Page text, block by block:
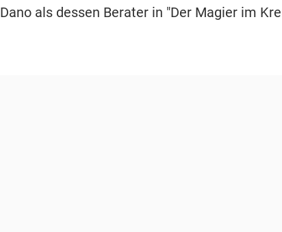
Dano als dessen Berater in "Der Magier im